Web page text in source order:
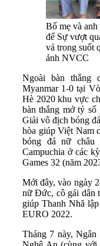
Bố mẹ và
để Sự vượt
vả trong suốt
ảnh NVCC
Ngoài bàn thắng
Myanmar 1-0 tại
Hè 2020 khu vực
bàn thắng mở tỷ
Giải vô địch bóng
hòa giúp Việt Nam
bóng đá nữ
Campuchia ở các
Games 32 (năm
Mới đây, vào ngày
nữ Đức, cô gái dân
giúp Thanh Nhã
EURO 2022.
Tháng 7 này,